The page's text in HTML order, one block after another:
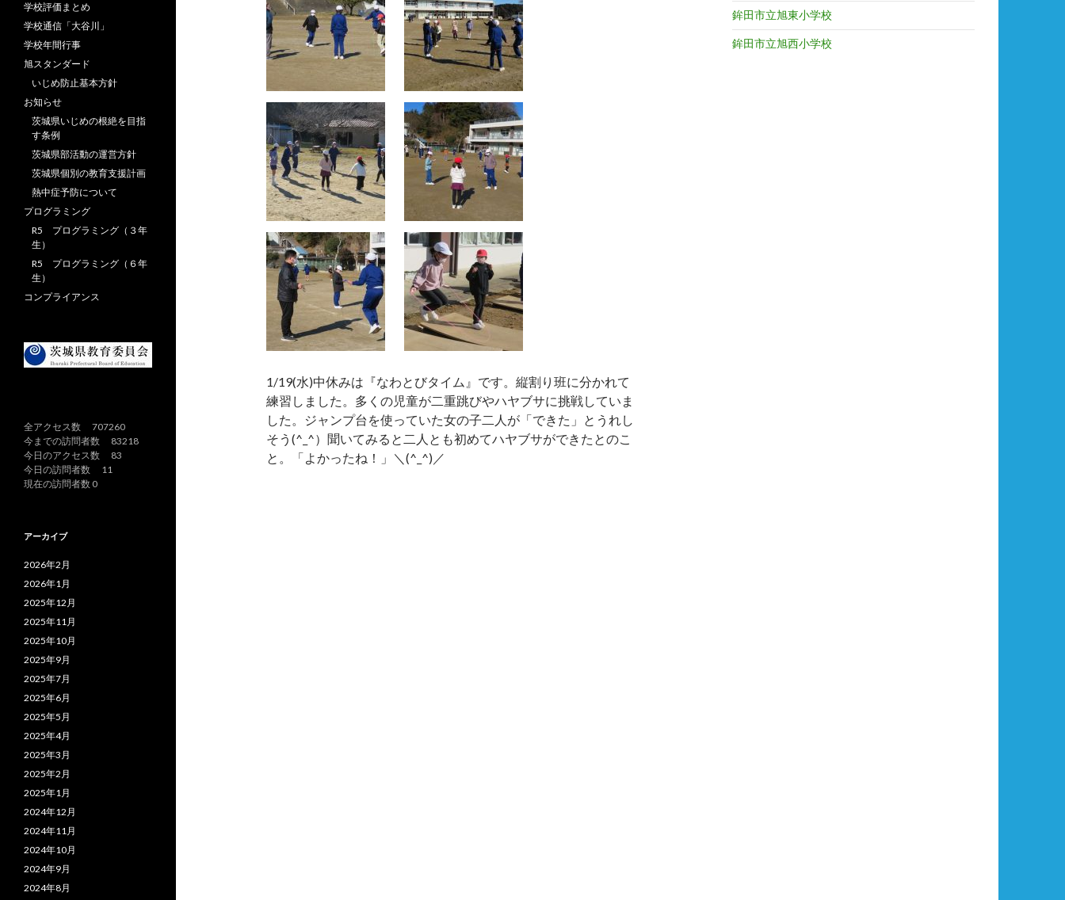
1/19(水)中休みは『なわとびタイム』です。縦割り班に分かれて
練習しました。多くの児童が二重跳びやハヤブサに挑戦していま
した。ジャンプ台を使っていた女の子二人が「できた」とうれし
そう(^_^）聞いてみると二人とも初めてハヤブサができたとのこ
と。「よかったね！」＼(^_^)／
鉾田市立旭東小学校
鉾田市立旭西小学校
学校評価まとめ
学校通信「大谷川」
学校年間行事
旭スタンダード
いじめ防止基本方針
お知らせ
茨城県いじめの根絶を目指
す条例
茨城県部活動の運営方針
茨城県個別の教育支援計画
熱中症予防について
プログラミング
R5 プログラミング（３年
生）
R5 プログラミング（６年
生）
コンプライアンス
全アクセス数 707260
今までの訪問者数 83218
今日のアクセス数 83
今日の訪問者数 11
現在の訪問者数 0
アーカイブ
2026年2月
2026年1月
2025年12月
2025年11月
2025年10月
2025年9月
2025年7月
2025年6月
2025年5月
2025年4月
2025年3月
2025年2月
2025年1月
2024年12月
2024年11月
2024年10月
2024年9月
2024年8月